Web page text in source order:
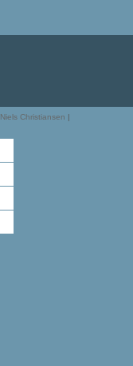
Niels Christiansen |